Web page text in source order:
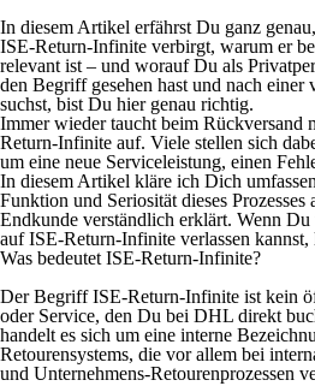
In diesem Artikel erfährst Du ganz
ISE-Return-Infinite verbirgt, warum er
relevant ist – und worauf Du als
den Begriff gesehen hast und nach einer
suchst, bist Du hier genau richtig.
Immer wieder taucht beim
Return-Infinite auf. Viele stellen sich
um eine neue Serviceleistung, einen
In diesem Artikel kläre ich Dich
Funktion und Seriosität dieses
Endkunde verständlich erklärt. Wenn
auf ISE-Return-Infinite verlassen kannst,
Was bedeutet ISE-Return-Infinite?
Der Begriff ISE-Return-Infinite ist kein
oder Service, den Du bei DHL direkt
handelt es sich um eine interne
Retourensystems, die vor allem bei
und Unternehmens-Retourenprozessen